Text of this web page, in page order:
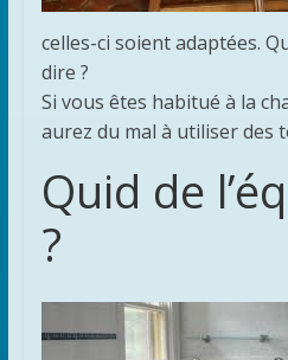
celles-ci soient adaptées.
dire ?
Si vous êtes habitué à la
aurez du mal à utiliser des
Quid de
?